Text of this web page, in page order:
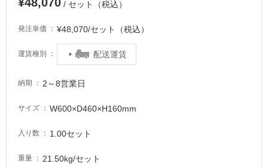
/ セット（税込）
発注単価 ¥48,070/セット（税込）
運賃種別 配送運賃
納期 2～8営業日
サイズ W600×D460×H160mm
入り数 1.00セット
重量 21.50kg/セット